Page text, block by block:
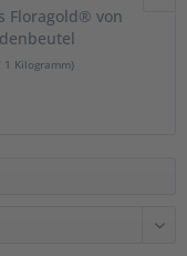
Floragold® von
Kilogramm)